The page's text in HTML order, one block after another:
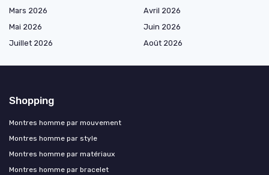
Mars 2026
Avril 2026
Mai 2026
Juin 2026
Juillet 2026
Août 2026
Shopping
Montres homme par mouvement
Montres homme par style
Montres homme par matériaux
Montres homme par bracelet